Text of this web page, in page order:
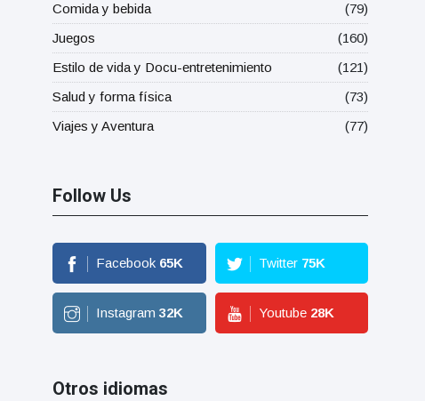
Comida y bebida
(79)
Juegos
(160)
Estilo de vida y Docu-entretenimiento
(121)
Salud y forma física
(73)
Viajes y Aventura
(77)
Follow Us
Facebook 65K Twitter 75K
Instagram 32K Youtube 28K
Otros idiomas